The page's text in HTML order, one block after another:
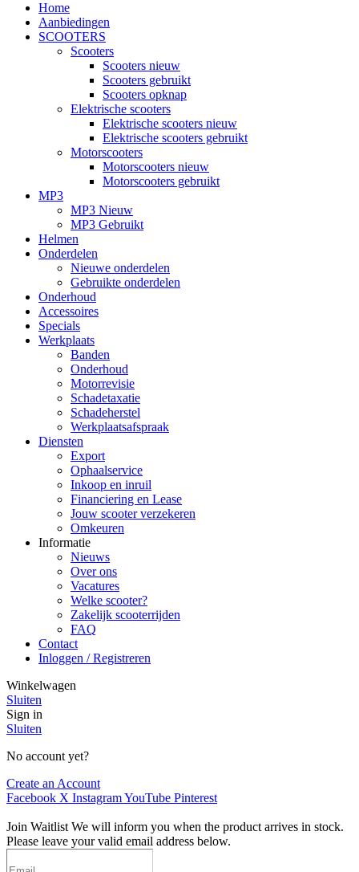
Home
Aanbiedingen
SCOOTERS
Scooters
Scooters nieuw
Scooters gebruikt
Scooters opknap
Elektrische scooters
Elektrische scooters nieuw
Elektrische scooters gebruikt
Motorscooters
Motorscooters nieuw
Motorscooters gebruikt
MP3
MP3 Nieuw
MP3 Gebruikt
Helmen
Onderdelen
Nieuwe onderdelen
Gebruikte onderdelen
Onderhoud
Accessoires
Specials
Werkplaats
Banden
Onderhoud
Motorrevisie
Schadetaxatie
Schadeherstel
Werkplaatsafspraak
Diensten
Export
Ophaalservice
Inkoop en inruil
Financiering en Lease
Jouw scooter verzekeren
Omkeuren
Informatie
Nieuws
Over ons
Vacatures
Welke scooter?
Zakelijk scooterrijden
FAQ
Contact
Inloggen / Registreren
Winkelwagen
Sluiten
Sign in
Sluiten
No account yet?
Create an Account
Facebook X InstagramYouTube Pinterest
Join Waitlist We will inform you when the product arrives in stock.
Please leave your valid email address below.